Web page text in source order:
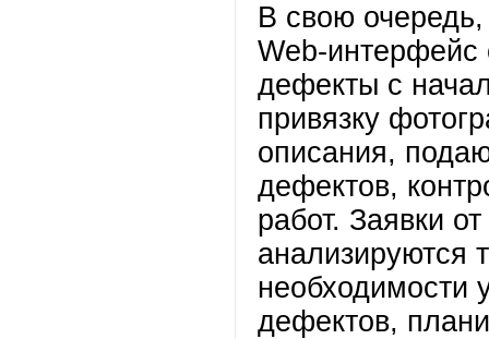
В свою очередь,
Web-интерфейс
дефекты с
привязку
описания,
дефектов,
работ. Заявки
анализируются
необходимости
дефектов,